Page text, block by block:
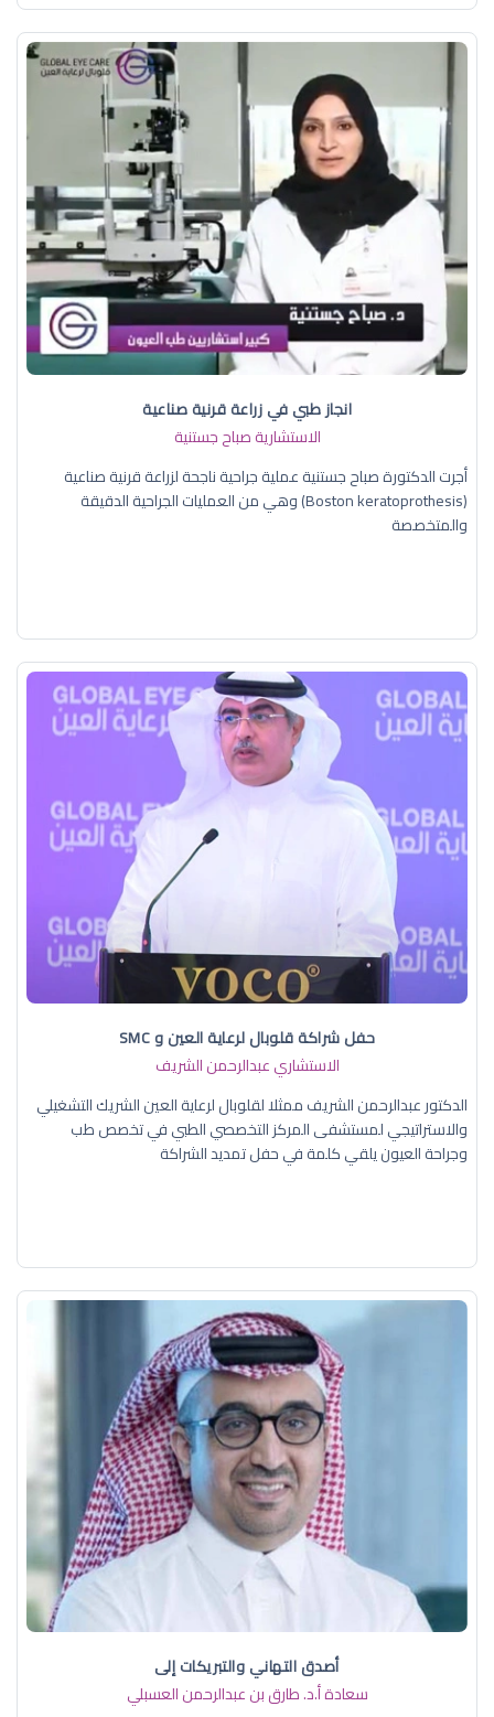
انجاز طبي في زراعة قرنية صناعية
الاستشارية صباح جستنية
أجرت الدكتورة صباح جستنية عملية جراحية ناجحة لزراعة قرنية صناعية
(Boston keratoprothesis) وهي من العمليات الجراحية الدقيقة
والمتخصصة
حفل شراكة قلوبال لرعاية العين و SMC
الاستشاري عبدالرحمن الشريف
الدكتور عبدالرحمن الشريف ممثلا لقلوبال لرعاية العين الشريك التشغيلي
والاستراتيجي لمستشفى المركز التخصصي الطبي في تخصص طب
وجراحة العيون يلقي كلمة في حفل تمديد الشراكة
أصدق التهاني والتبريكات إلى
سعادة أ.د. ​طارق بن عبدالرحمن العسبلي